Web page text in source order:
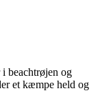
beachtrøjen og
et kæmpe held og